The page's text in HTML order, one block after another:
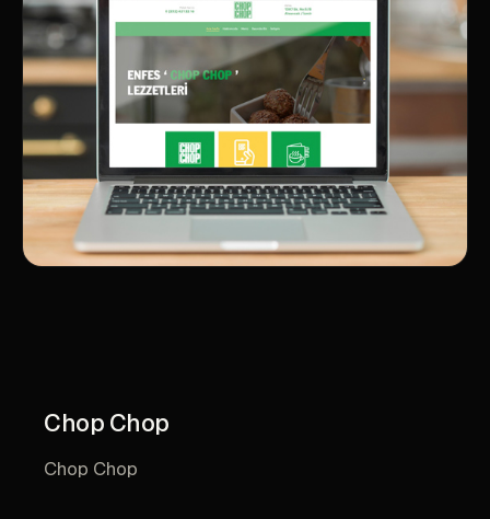
Chop Chop
Chop Chop